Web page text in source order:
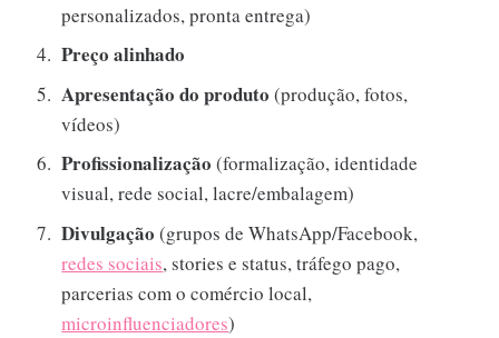
personalizados, pronta entrega)
Preço alinhado
Apresentação do produto(produção, fotos,
vídeos)
Profissionalização(formalização, identidade
visual, rede social, lacre/embalagem)
Divulgação (grupos de WhatsApp/Facebook,
redes sociais, stories e status, tráfego pago,
parcerias com o comércio local,
microinfluenciadores)